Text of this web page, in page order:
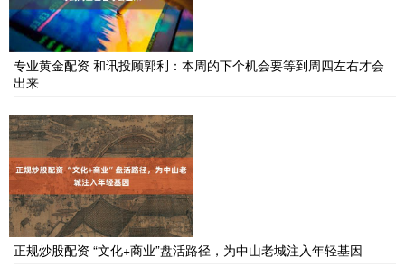
专业黄金配资 和讯投顾郭利：本周的下个机会要等到周四左右才会
出来
正规炒股配资 “文化+商业”盘活路径，为中山老城注入年轻基因